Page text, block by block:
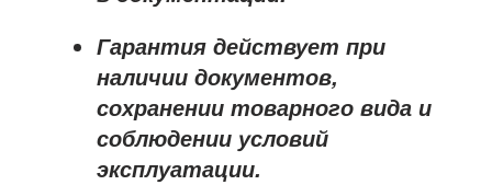
Гарантия действует при
наличии документов,
сохранении товарного вида и
соблюдении условий
эксплуатации.